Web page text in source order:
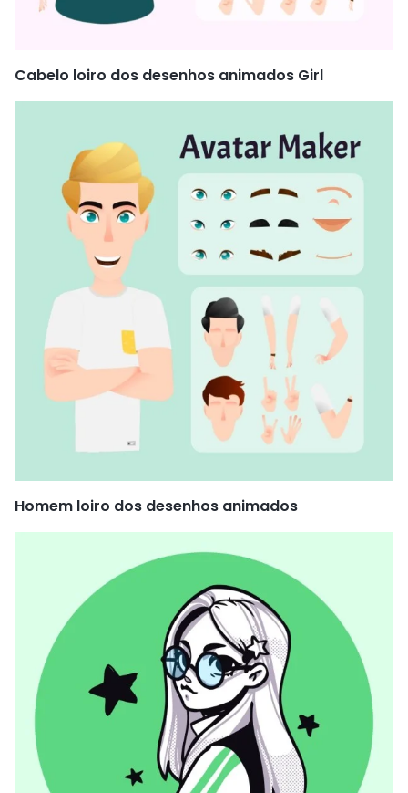
Cabelo loiro dos desenhos animados Girl
Homem loiro dos desenhos animados